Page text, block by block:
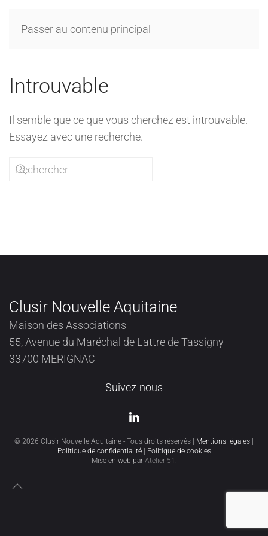
Passer au contenu principal
Introuvable
Il semble que ce que vous cherchez est introuvable.
Essayez avec une recherche.
Clusir Nouvelle Aquitaine
Maison des Associations
55, Avenue du Maréchal de Lattre de Tassigny
33700 MERIGNAC
Suivez-nous
© 2026 Clusir Nouvelle Aquitaine - Tous droits réservés | Mentions légales
Politique de confidentialité|
Politique de cookies
Mise en web par Atelier 51 .